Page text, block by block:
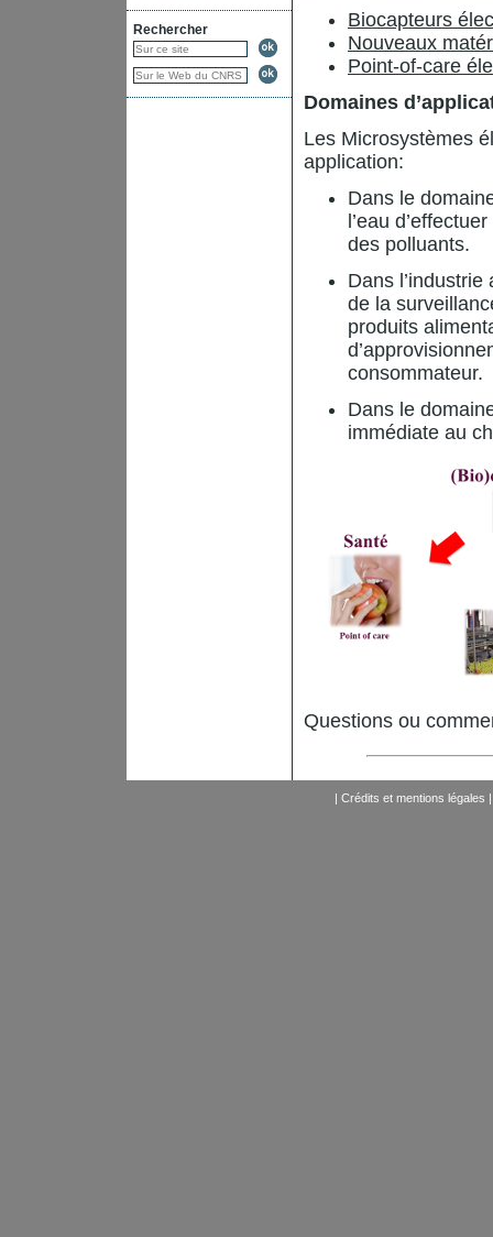
Rechercher
Biocapteurs
Nouveaux
Point-of-care
Domaines
Les Microsystèmes
application:
Dans le
l’eau
des polluants.
Dans
de la
produits
consommateur.
Dans le
immédiate au
Questions ou
| Crédits et mentions légales